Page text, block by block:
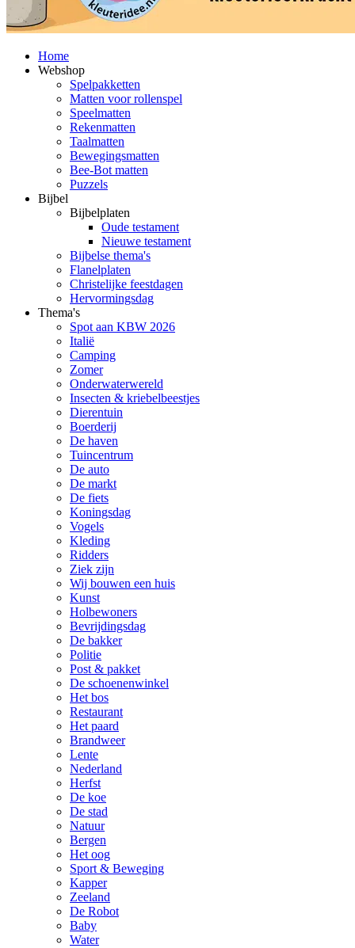
Home
Webshop
Spelpakketten
Matten voor rollenspel
Speelmatten
Rekenmatten
Taalmatten
Bewegingsmatten
Bee-Bot matten
Puzzels
Bijbel
Bijbelplaten
Oude testament
Nieuwe testament
Bijbelse thema's
Flanelplaten
Christelijke feestdagen
Hervormingsdag
Thema's
Spot aan KBW 2026
Italië
Camping
Zomer
Onderwaterwereld
Insecten & kriebelbeestjes
Dierentuin
Boerderij
De haven
Tuincentrum
De auto
De markt
De fiets
Koningsdag
Vogels
Kleding
Ridders
Ziek zijn
Wij bouwen een huis
Kunst
Holbewoners
Bevrijdingsdag
De bakker
Politie
Post & pakket
De schoenenwinkel
Het bos
Restaurant
Het paard
Brandweer
Lente
Nederland
Herfst
De koe
De stad
Natuur
Bergen
Het oog
Sport & Beweging
Kapper
Zeeland
De Robot
Baby
Water